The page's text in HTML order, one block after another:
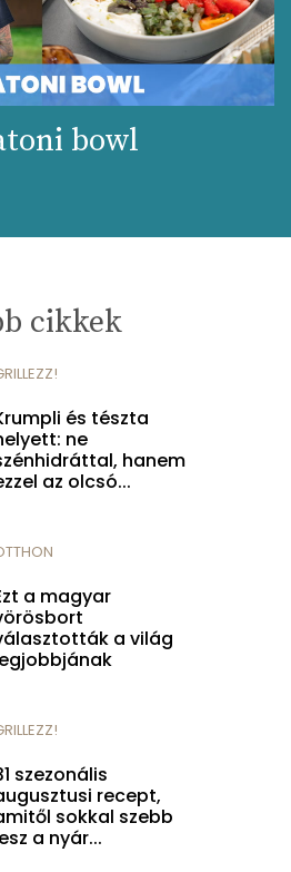
bowl
cikkek
és tészta
ne
hanem
az olcsó...
a magyar
a világ
szezonális
recept,
sokkal szebb
a nyár...